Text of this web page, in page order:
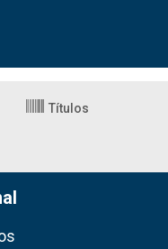
Títulos